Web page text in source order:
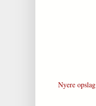
Nyere opslag